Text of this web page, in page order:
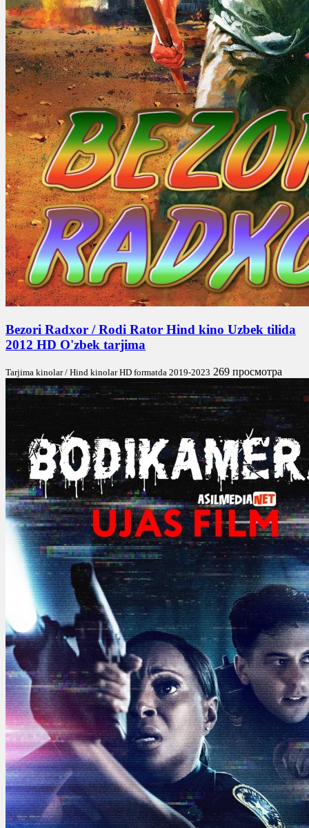
Bezori Radxor / Rodi Rator Hind kino Uzbek tilida
2012 HD O'zbek tarjima
Tarjima kinolar / Hind kinolar HD formatda 2019-2023 269 просмотра